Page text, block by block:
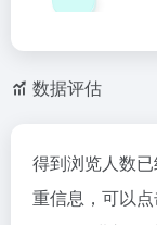
数据评估
得到浏览人数
重信息，可以